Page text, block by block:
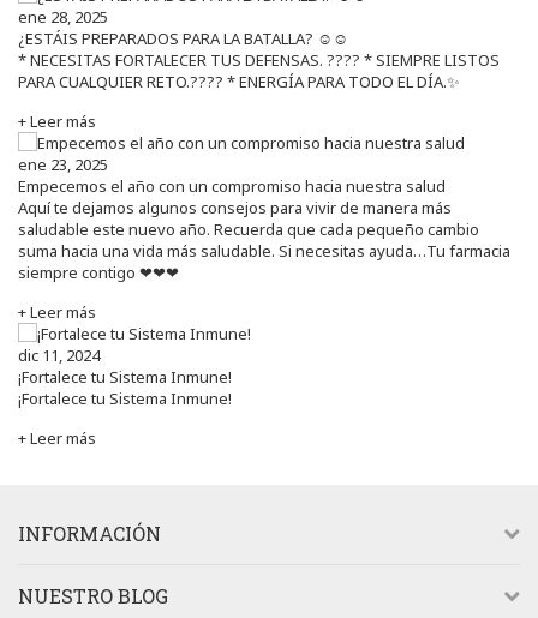
ene 28, 2025
¿ESTÁIS PREPARADOS PARA LA BATALLA? ☺️☺️
* NECESITAS FORTALECER TUS DEFENSAS. ????️ * SIEMPRE LISTOS
PARA CUALQUIER RETO.???? * ENERGÍA PARA TODO EL DÍA.✨
+ Leer más
ene 23, 2025
Empecemos el año con un compromiso hacia nuestra salud
Aquí te dejamos algunos consejos para vivir de manera más
saludable este nuevo año. Recuerda que cada pequeño cambio
suma hacia una vida más saludable. Si necesitas ayuda…Tu farmacia
siempre contigo ❤❤❤
+ Leer más
dic 11, 2024
¡Fortalece tu Sistema Inmune!
¡Fortalece tu Sistema Inmune!
+ Leer más
INFORMACIÓN
NUESTRO BLOG